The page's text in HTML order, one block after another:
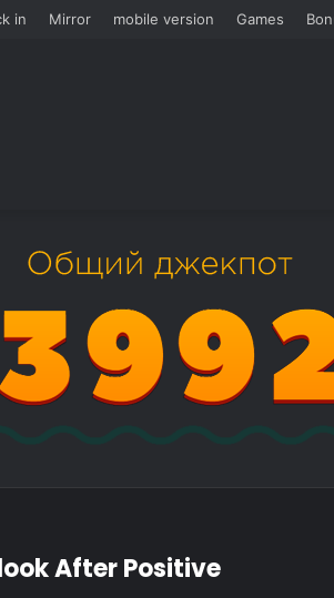
in Mirror mobile version Games
After Positive